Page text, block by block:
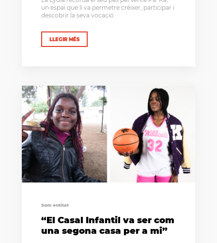
un espai que li va permetre créixer, participar i
descobrir la seva vocació
LLEGIR MÉS
Som entitat
“El Casal Infantil va ser com
una segona casa per a mi”